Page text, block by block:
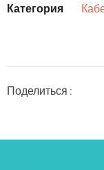
Категория
Поделиться :